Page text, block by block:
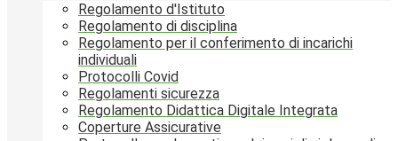
Regolamento d'Istituto
Regolamento di disciplina
Regolamento per il conferimento di incarichi
individuali
Protocolli Covid
Regolamenti sicurezza
Regolamento Didattica Digitale Integrata
Coperture Assicurative